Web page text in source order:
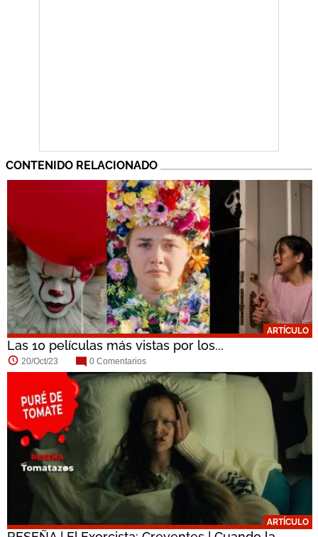
CONTENIDO RELACIONADO
ARTÍCULO
Las 10 películas más vistas por los...
20/Oct/23 0 Comentarios
ARTÍCULO